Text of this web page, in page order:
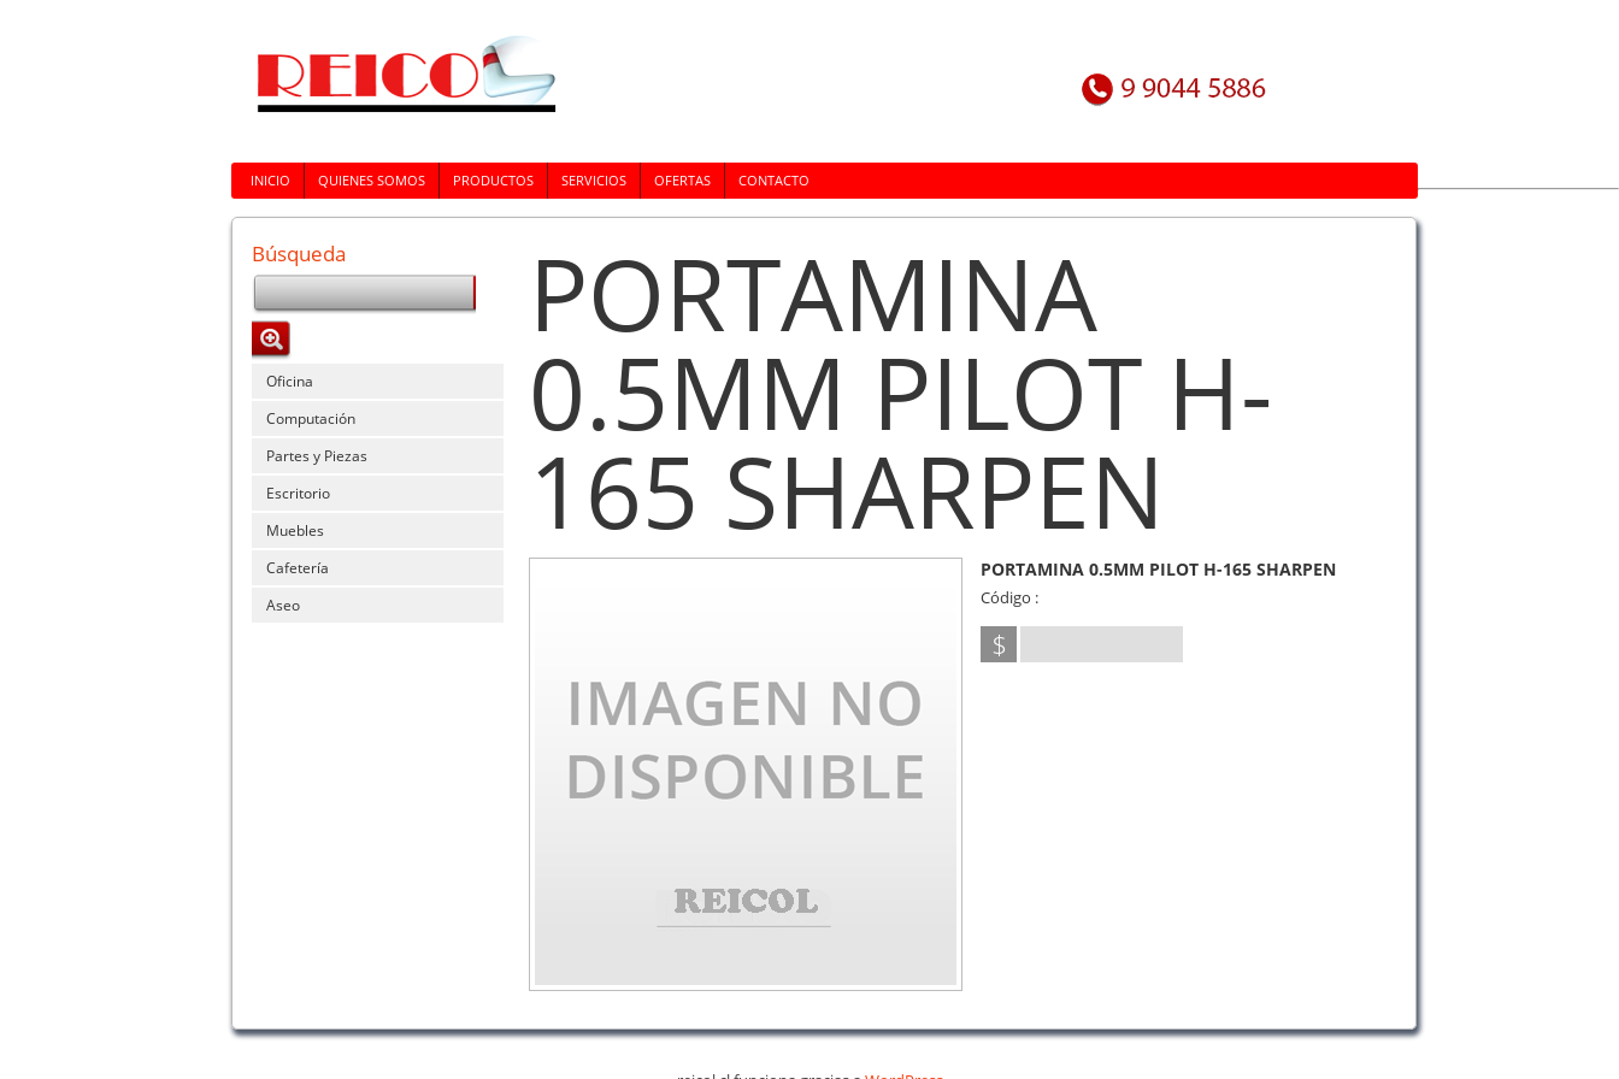
INICIO QUIENES SOMOS PRODUCTOS SERVICIOS OFERTAS CONTACTO
Búsqueda
Oficina
Computación
Partes y Piezas
Escritorio
Muebles
Cafetería
Aseo
PORTAMINA
0.5MM PILOT H-
165 SHARPEN
PORTAMINA 0.5MM PILOT H-165 SHARPEN
Código :
$